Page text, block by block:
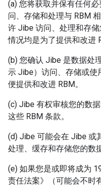
(a) 您将获取并保有任何
问、存储和处理与 RBM
许 Jibe 访问、处理和存
情况均是为了提供和改进
(b) 您确认 Jibe 是数据处
示 Jibe）访问、存储或使
便提供和改进 RBM。
(c) Jibe 有权审核您的数
这些 RBM 条款。
(d) Jibe 可能会在 Jibe 或
处理、缓存和存储您的数
(e) 如果您是或即将成为
责任法案》（可能会不时